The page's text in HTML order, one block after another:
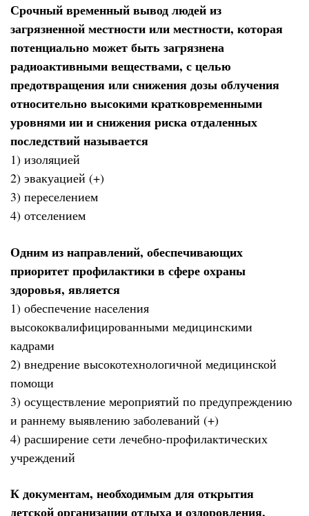
Срочный временный вывод людей из
загрязненной местности или местности, которая
потенциально может быть загрязнена
радиоактивными веществами, с целью
предотвращения или снижения дозы облучения
относительно высокими кратковременными
уровнями ии и снижения риска отдаленных
последствий называется
1) изоляцией
2) эвакуацией (+)
3) переселением
4) отселением
Одним из направлений, обеспечивающих
приоритет профилактики в сфере охраны
здоровья, является
1) обеспечение населения
высококвалифицированными медицинскими
кадрами
2) внедрение высокотехнологичной медицинской
помощи
3) осуществление мероприятий по предупреждению
и раннему выявлению заболеваний (+)
4) расширение сети лечебно-профилактических
учреждений
К документам, необходимым для открытия
детской организации отдыха и оздоровления,